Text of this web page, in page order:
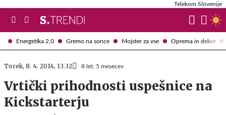
Energetika 2.0 Gremo na sonce Mojster za vse Oprema in dekor
Telekom Slovenije
Torek, 8. 4. 2014, 13.32 8 let, 5 mesecev
Vrtički prihodnosti uspešnice na
Kickstarterju